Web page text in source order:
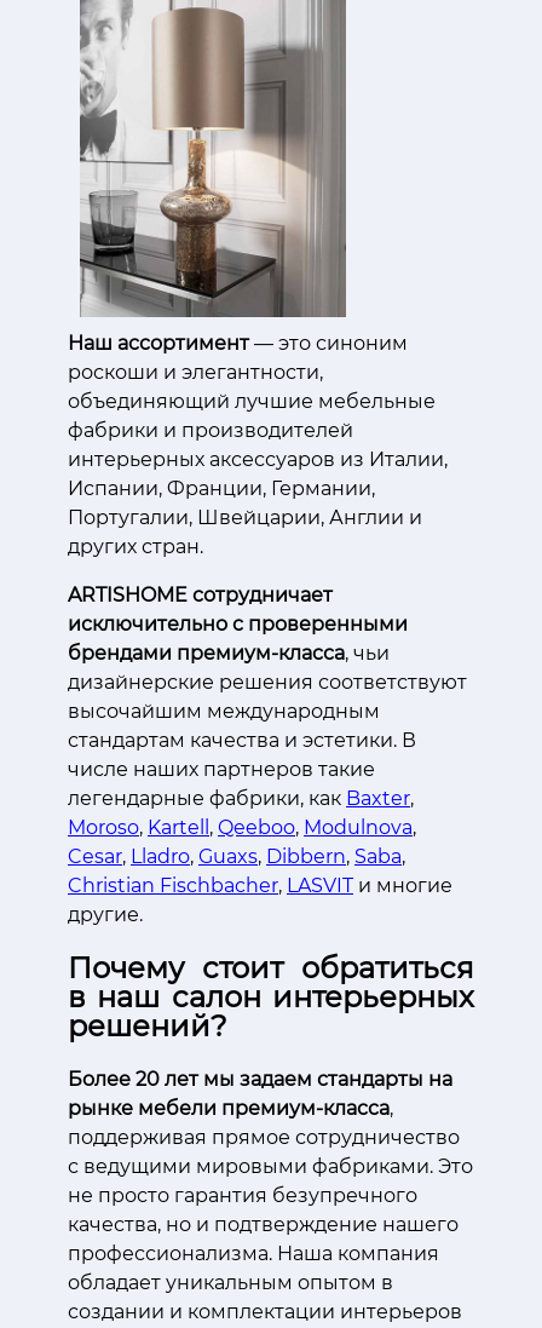
Наш ассортимент— это синоним
роскоши и элегантности,
объединяющий лучшие мебельные
фабрики и производителей
интерьерных аксессуаров из Италии,
Испании, Франции, Германии,
Португалии, Швейцарии, Англии и
других стран.
ARTISHOME сотрудничает
исключительно с проверенными
брендами премиум-класса, чьи
дизайнерские решения соответствуют
высочайшим международным
стандартам качества и эстетики. В
числе наших партнеров такие
легендарные фабрики, как Baxter,
Moroso, Kartell , Qeeboo, Modulnova,
Cesar, Lladro, Guaxs, Dibbern, Saba,
Christian Fischbacher, LASVITи многие
другие.
Почему стоит обратиться
в наш салон интерьерных
решений?
Более 20 лет мы задаем стандарты на
рынке мебели премиум-класса,
поддерживая прямое сотрудничество
с ведущими мировыми фабриками. Это
не просто гарантия безупречного
качества, но и подтверждение нашего
профессионализма. Наша компания
обладает уникальным опытом в
создании и комплектации интерьеров